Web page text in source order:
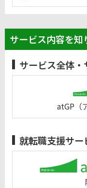
サービス内容を知
サービス全体
atGP（
就転職支援サー